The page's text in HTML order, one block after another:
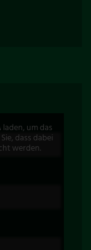
laden, um das
dass dabei
werden.